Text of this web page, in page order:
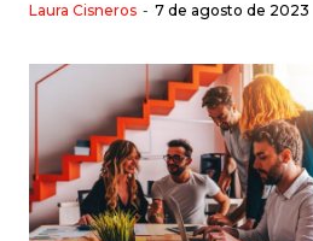
Laura Cisneros - 7 de agosto de 2023